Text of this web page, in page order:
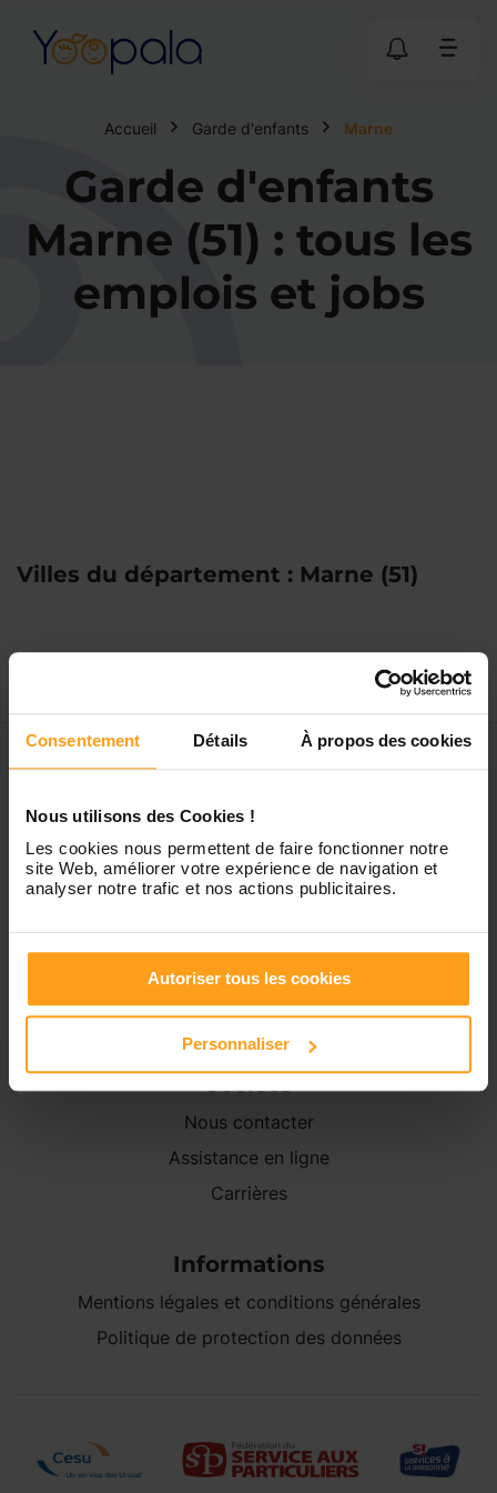
Consentement Détails À propos des cookies
Nous utilisons des Cookies !
Les cookies nous permettent de faire fonctionner notre
site Web, améliorer votre expérience de navigation et
analyser notre trafic et nos actions publicitaires.
Autoriser tous les cookies
Personnaliser
Accueil Garde d'enfants Marne
Garde d'enfants
Marne (51) : tous les
emplois et jobs
Villes du département : Marne (51)
Créée en 2009, Yoopala est une société Française de
services à la personne agréée par l'État et spécialisée
dans la garde d’enfant(s) à domicile.
Yoopala fait partie des acteurs majeurs de son
domaine d’activité.
Société
Nous contacter
Assistance en ligne
Carrières
Informations
Mentions légales et conditions générales
Politique de protection des données